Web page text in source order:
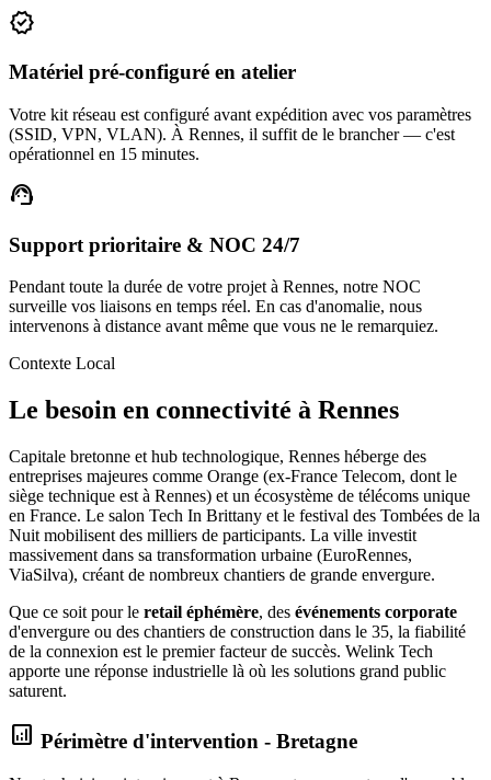
verified
Matériel pré-configuré en atelier
Votre kit réseau est configuré avant expédition avec vos paramètres
(SSID, VPN, VLAN). À Rennes, il suffit de le brancher — c'est
opérationnel en 15 minutes.
support_agent
Support prioritaire & NOC 24/7
Pendant toute la durée de votre projet à Rennes, notre NOC
surveille vos liaisons en temps réel. En cas d'anomalie, nous
intervenons à distance avant même que vous ne le remarquiez.
Contexte Local
Le besoin en connectivité à Rennes
Capitale bretonne et hub technologique, Rennes héberge des
entreprises majeures comme Orange (ex-France Telecom, dont le
siège technique est à Rennes) et un écosystème de télécoms unique
en France. Le salon Tech In Brittany et le festival des Tombées de la
Nuit mobilisent des milliers de participants. La ville investit
massivement dans sa transformation urbaine (EuroRennes,
ViaSilva), créant de nombreux chantiers de grande envergure.
Que ce soit pour le retail éphémère, des événements corporate
d'envergure ou des chantiers de construction dans le 35, la fiabilité
de la connexion est le premier facteur de succès. Welink Tech
apporte une réponse industrielle là où les solutions grand public
saturent.
analytics Périmètre d'intervention - Bretagne